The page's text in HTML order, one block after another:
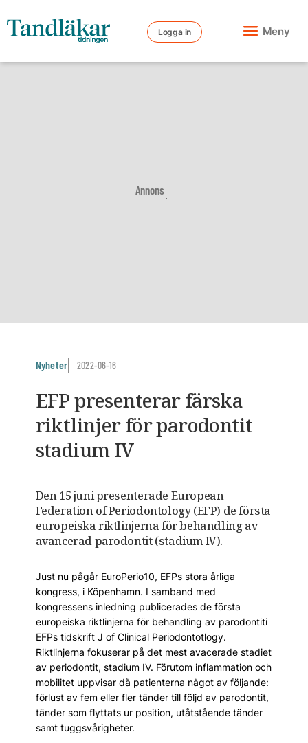
Logga in Meny
Annons
Nyheter 2022-06-16
EFP presenterar färska
riktlinjer för parodontit
stadium IV
Den 15 juni presenterade European
Federation of Periodontology (EFP) de första
europeiska riktlinjerna för behandling av
avancerad parodontit (stadium IV).
Just nu pågår EuroPerio10, EFPs stora årliga
kongress, i Köpenhamn. I samband med
kongressens inledning publicerades de första
europeiska riktlinjerna för behandling av parodontiti
EFPs tidskrift J of Clinical Periodontotlogy.
Riktlinjerna fokuserar på det mest avacerade stadiet
av periodontit, stadium IV. Förutom inflammation och
mobilitet uppvisar då patienterna något av följande:
förlust av fem eller fler tänder till följd av parodontit,
tänder som flyttats ur position, utåtstående tänder
samt tuggsvårigheter.